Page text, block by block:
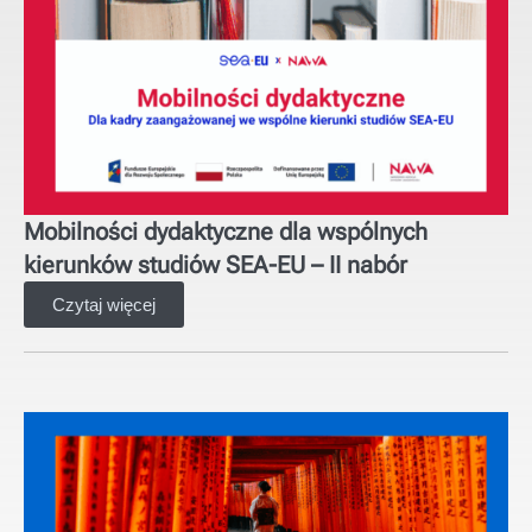
Mobilności dydaktyczne dla wspólnych
kierunków studiów SEA-EU – II nabór
Czytaj więcej